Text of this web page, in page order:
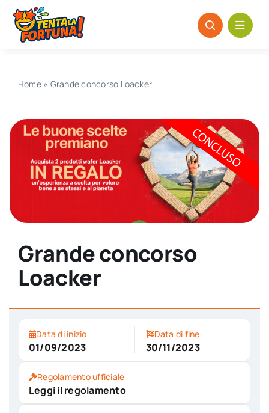
Salta
contenuto
Home» Grande concorso Loacker
Grande concorso
Loacker
Data di inizio
01/09/2023
Data di fine
30/11/2023
Regolamento ufficiale
Leggi il regolamento